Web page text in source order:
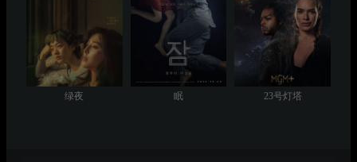
绿夜 眠 23号灯塔